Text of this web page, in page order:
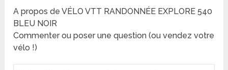
A propos de VÉLO VTT RANDONNÉE EXPLORE 540
BLEU NOIR
Commenter ou poser une question (ou vendez votre
vélo !)